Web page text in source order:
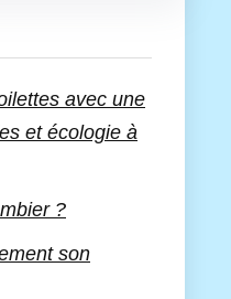
avec une
et écologie à
?
son